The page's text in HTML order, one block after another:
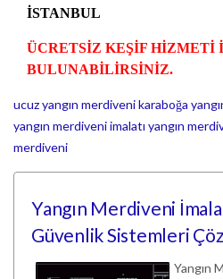
İSTANBUL
ÜCRETSİZ KEŞİF HİZMETİ
BULUNABİLİRSİNİZ.
ucuz yangın merdivenikaraboğa
yangın merdiveni imalatı yangın
merdiveni
Yangın Merdiveni
Güvenlik Sistemleri
Yangın